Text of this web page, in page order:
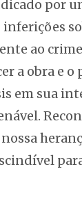
por
ao
a obra e
em sua